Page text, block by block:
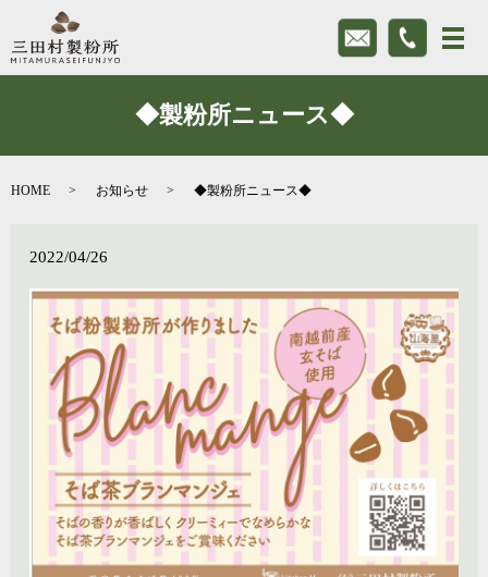
◆製粉所ニュース◆
HOME お知らせ ◆製粉所ニュース◆
2022/04/26